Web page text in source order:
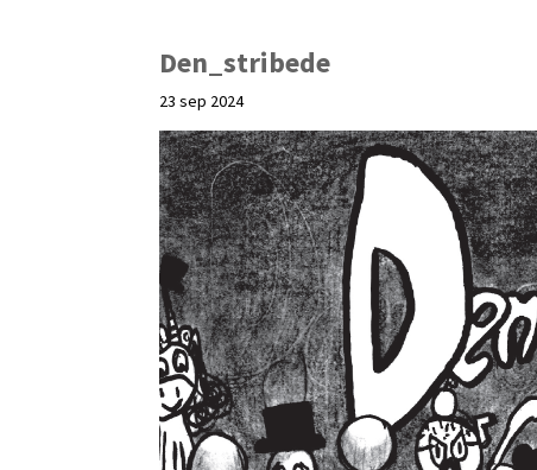
Den_stribede
23 sep 2024